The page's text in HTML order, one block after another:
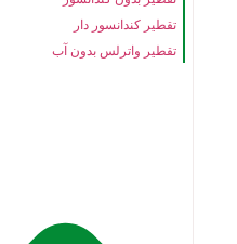
تقطیر کندانسور دار
تقطیر واترلس بدون آب